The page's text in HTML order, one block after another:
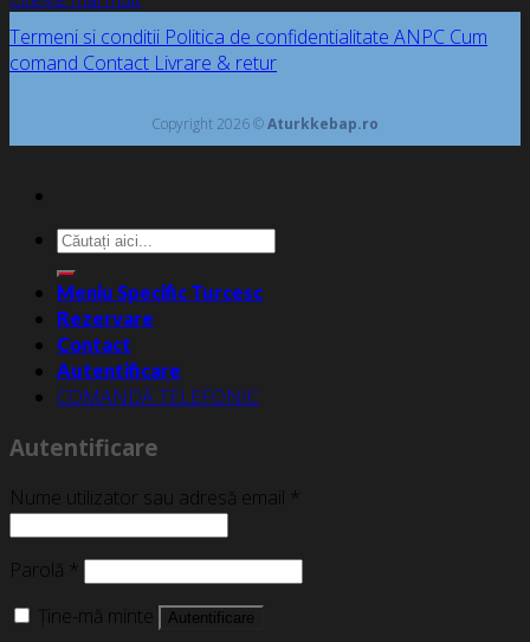
Termeni si conditii Politica de confidentialitate ANPC Cum
comand Contact Livrare & retur
Copyright 2026 ©Aturkkebap.ro
Caută
după:
Meniu Specific Turcesc
Rezervare
Contact
Autentificare
COMANDĂ TELEFONIC
Autentificare
Nume utilizator sau adresă email *
Parolă *
Ține-mă minte
Autentificare